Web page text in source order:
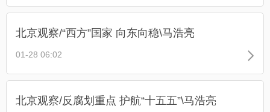
北京观察/“西方”国家 向东向稳\马浩亮
01-28 06:02
北京观察/反腐划重点 护航“十五五”\马浩亮